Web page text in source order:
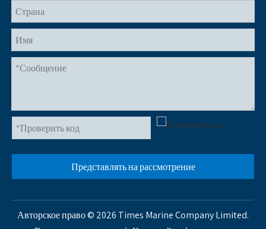
Представлять на рассмотрение
Авторское право © 2026 Times Marine Company Limited.